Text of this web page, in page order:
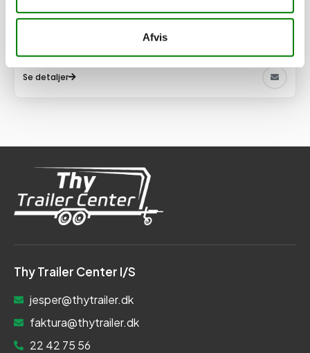
Afvis
1.016,00kr.ekskl. moms
Afhentning og forsendelse
Se detaljer
Thy Trailer Center I/S
jesper@thytrailer.dk
faktura@thytrailer.dk
22 42 75 56